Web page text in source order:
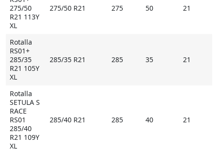
275/50
R21 113Y
XL
275/50 R21 275 50 21
Rotalla
RS01+
285/35
R21 105Y
XL
285/35 R21 285 35 21
Rotalla
SETULA S
RACE
RS01
285/40
R21 109Y
XL
285/40 R21 285 40 21